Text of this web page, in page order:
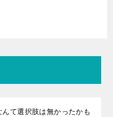
て選択肢は無かったかも